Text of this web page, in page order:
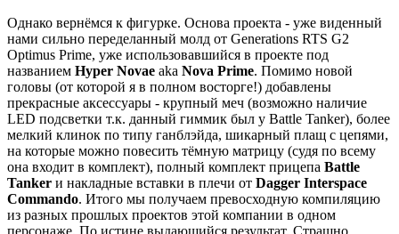
Однако вернёмся к фигурке. Основа проекта - уже виденный
нами сильно переделанный молд от Generations RTS G2
Optimus Prime, уже использовавшийся в проекте под
названием Hyper Novae aka Nova Prime. Помимо новой
головы (от которой я в полном восторге!) добавлены
прекрасные аксессуары - крупный меч (возможно наличие
LED подсветки т.к. данный гиммик был у Battle Tanker), более
мелкий клинок по типу ганблэйда, шикарный плащ с цепями,
на которые можно повесить тёмную матрицу (судя по всему
она входит в комплект), полный комплект прицепа Battle
Tanker и накладные вставки в плечи от Dagger Interspace
Commando. Итого мы получаем превосходную компиляцию
из разных прошлых проектов этой компании в одном